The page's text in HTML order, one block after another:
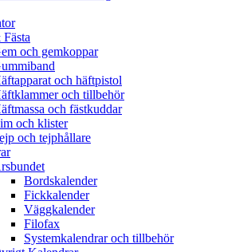
och gemkoppar
och häftpistol
och tillbehör
och fästkuddar
och klister
och tejphållare
Bordskalender
Fickkalender
Väggkalender
Filofax
Systemkalendrar och tillbehör